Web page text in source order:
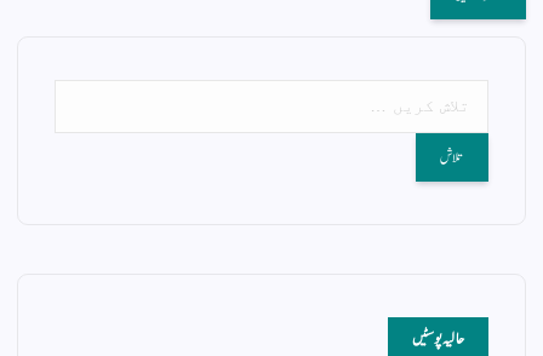
حالیہ پوسٹیں